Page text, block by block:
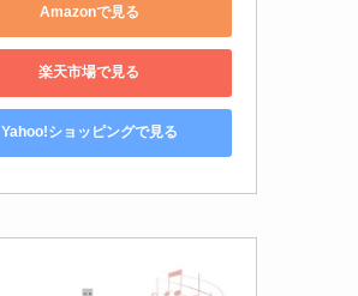
Amazonで見る
楽天市場で見る
Yahoo!ショッピングで見る